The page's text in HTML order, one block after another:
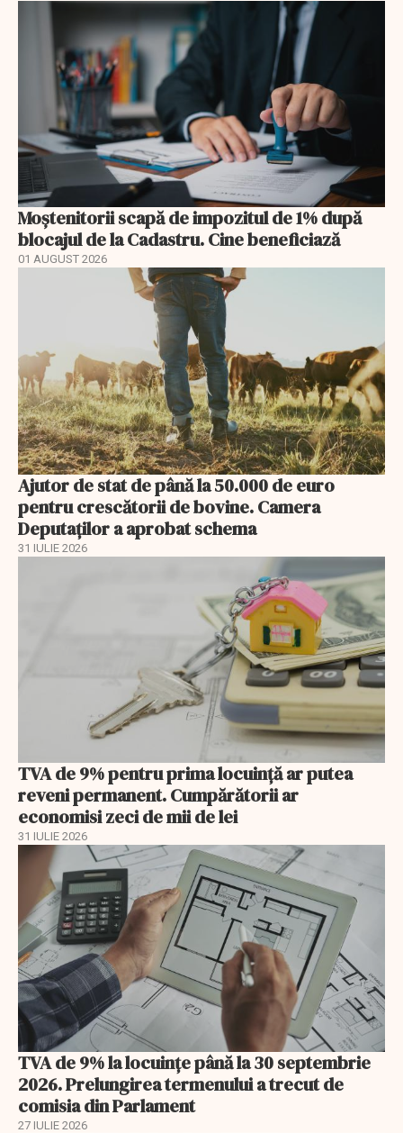
Moștenitorii scapă de impozitul de 1% după
blocajul de la Cadastru. Cine beneficiază
01 AUGUST 2026
Ajutor de stat de până la 50.000 de euro
pentru crescătorii de bovine. Camera
Deputaților a aprobat schema
31 IULIE 2026
TVA de 9% pentru prima locuință ar putea
reveni permanent. Cumpărătorii ar
economisi zeci de mii de lei
31 IULIE 2026
TVA de 9% la locuințe până la 30 septembrie
2026. Prelungirea termenului a trecut de
comisia din Parlament
27 IULIE 2026